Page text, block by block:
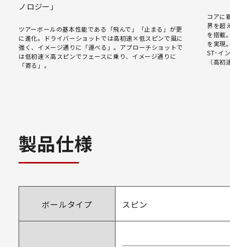
ノロジー」
ツアーボールの基本性能である「飛んで」「止まる」が更
に進化。ドライバーショットでは高初速×低スピンで風に
強く、イメージ通りに「運べる」。アプローチショットで
は低初速×高スピンでフェースに乗り、イメージ通りに
「寄る」。
コアに
界を超
を搭載
を実現。
ST･イ
（高
製品仕様
ボールタイプ スピン